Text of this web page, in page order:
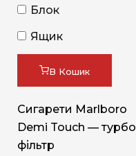
Блок
Ящик
В Кошик
Сигарети Marlboro
Demi Touch — турбо
фільтр